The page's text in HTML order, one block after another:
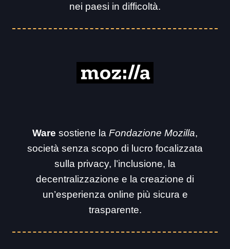
nei paesi in difficoltà.
Ware sostiene la Fondazione Mozilla,
società senza scopo di lucro focalizzata
sulla privacy, l’inclusione, la
decentralizzazione e la creazione di
un’esperienza online più sicura e
trasparente.